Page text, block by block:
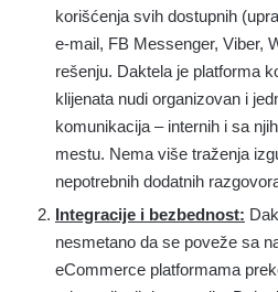
korišćenja svih dostupnih
e-mail, FB Messenger, Viber,
rešenju. Daktela je platforma
klijenata nudi organizovan i
komunikacija – internih i sa
mestu. Nema više traženja
nepotrebnih dodatnih
Integracije i bezbednost:
nesmetano da se poveže sa
eCommerce platformama